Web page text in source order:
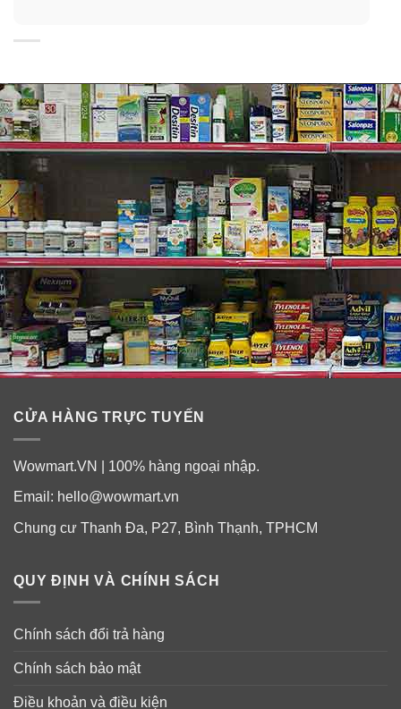
CỬA HÀNG TRỰC TUYẾN
Wowmart.VN | 100% hàng ngoại nhập.
Email: hello@wowmart.vn
Chung cư Thanh Đa, P27, Bình Thạnh, TPHCM
QUY ĐỊNH VÀ CHÍNH SÁCH
Chính sách đổi trả hàng
Chính sách bảo mật
Điều khoản và điều kiện